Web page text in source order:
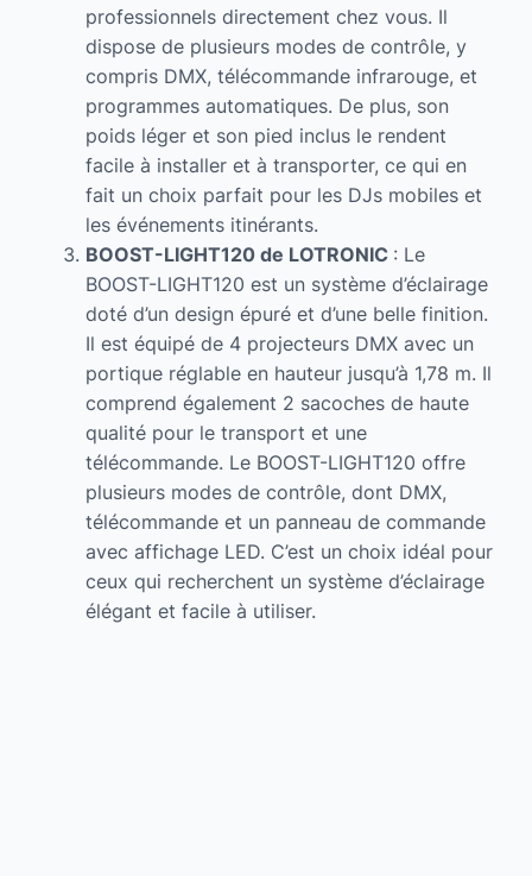
professionnels directement chez vous. Il
dispose de plusieurs modes de contrôle, y
compris DMX, télécommande infrarouge, et
programmes automatiques. De plus, son
poids léger et son pied inclus le rendent
facile à installer et à transporter, ce qui en
fait un choix parfait pour les DJs mobiles et
les événements itinérants.
BOOST-LIGHT120 de LOTRONIC : Le
BOOST-LIGHT120 est un système d’éclairage
doté d’un design épuré et d’une belle finition.
Il est équipé de 4 projecteurs DMX avec un
portique réglable en hauteur jusqu’à 1,78 m. Il
comprend également 2 sacoches de haute
qualité pour le transport et une
télécommande. Le BOOST-LIGHT120 offre
plusieurs modes de contrôle, dont DMX,
télécommande et un panneau de commande
avec affichage LED. C’est un choix idéal pour
ceux qui recherchent un système d’éclairage
élégant et facile à utiliser.